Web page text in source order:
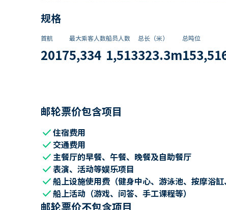
规格
首航
2017
最大乘客人数
5,334
船员人数
1,513
总长（米）
323.3m
总吨位
邮轮票价包含项目
check住宿费用
check 交通费用
check主餐厅的早餐、午餐、晚餐及自助餐厅
check表演、活动等娱乐项目
check船上设施使用费（健身中心、游泳池、按摩浴缸
check船上活动（游戏、问答、手工课程等）
邮轮票价不包含项目